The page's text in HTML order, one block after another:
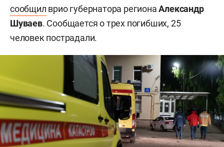
сообщил врио губернатора регионаАлександр
Шуваев. Сообщается о трех погибших, 25
человек пострадали.